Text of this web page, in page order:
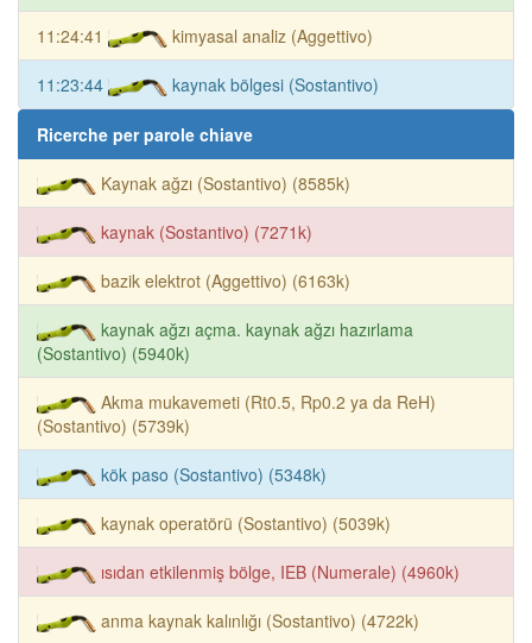
11:24:41 kimyasal analiz (Aggettivo)
11:23:44 kaynak bölgesi (Sostantivo)
Ricerche per parole chiave
Kaynak ağzı (Sostantivo) (8585k)
kaynak (Sostantivo) (7271k)
bazik elektrot (Aggettivo) (6163k)
kaynak ağzı açma. kaynak ağzı hazırlama
(Sostantivo) (5940k)
Akma mukavemeti (Rt0.5, Rp0.2 ya da ReH)
(Sostantivo) (5739k)
kök paso (Sostantivo) (5348k)
kaynak operatörü (Sostantivo) (5039k)
ısıdan etkilenmiş bölge, IEB (Numerale) (4960k)
anma kaynak kalınlığı (Sostantivo) (4722k)